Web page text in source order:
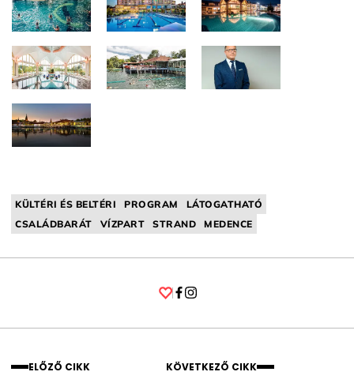
KÜLTÉRI ÉS BELTÉRI PROGRAM
LÁTOGATHATÓ
CSALÁDBARÁT
VÍZPART STRAND MEDENCE
ELŐZŐ CIKK
KÖVETKEZŐ CIKK